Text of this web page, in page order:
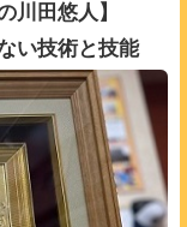
川田悠人】
い技術と技能